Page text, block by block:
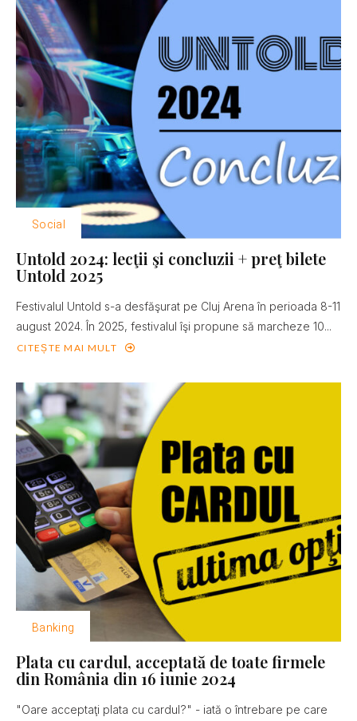
Social
Untold 2024: lecţii şi concluzii + preţ bilete
Untold 2025
Festivalul Untold s-a desfăşurat pe Cluj Arena în perioada 8-11
august 2024. În 2025, festivalul îşi propune să marcheze 10...
CITEȘTE MAI MULT
Banking
Plata cu cardul, acceptată de toate firmele
din România din 16 iunie 2024
"Oare acceptaţi plata cu cardul?" - iată o întrebare pe care